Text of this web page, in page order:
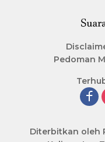
Pedoman
Diterbitkan oleh